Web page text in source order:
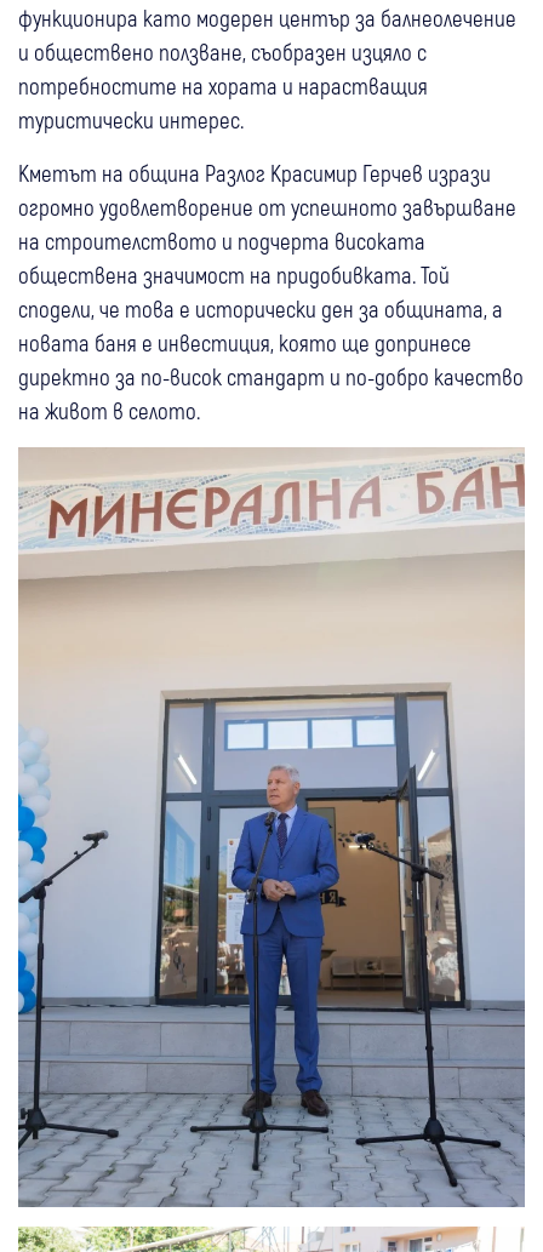
функционира като модерен център за балнеолечение
и обществено ползване, съобразен изцяло с
потребностите на хората и нарастващия
туристически интерес.
Кметът на община Разлог Красимир Герчев изрази
огромно удовлетворение от успешното завършване
на строителството и подчерта високата
обществена значимост на придобивката. Той
сподели, че това е исторически ден за общината, а
новата баня е инвестиция, която ще допринесе
директно за по-висок стандарт и по-добро качество
на живот в селото.